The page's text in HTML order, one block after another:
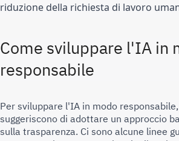
riduzione della richiesta di lavoro
Come sviluppare l'IA in
responsabile
Per sviluppare l'IA in modo
suggeriscono di adottare un approccio
sulla trasparenza. Ci sono alcune linee